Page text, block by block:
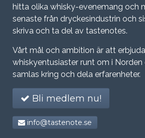
hitta olika whisky-evenemang och
senaste från dryckesindustrin och
skriva och ta del av tastenotes.
Vårt mål och ambition är att
whiskyentusiaster runt om i
samlas kring och dela erfarenheter.
Bli medlem nu!
info@tastenote.se